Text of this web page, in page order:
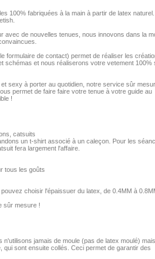
100% fabriquées à la main à partir de latex
avec de nouvelles tenues, nous innovons dans la
formulaire de contact) permet de réaliser les
schémas et nous réaliserons votre vetement 100%
sexy à porter au quotidien, notre service sûr
permet de faire faire votre tenue à votre guide au
!
catsuits
un t-shirt associé à un caleçon. Pour les
fera largement l'affaire.
tous les goûts
choisir l'épaissuer du latex, de 0.4MM à
sûr mesure !
jamais de moule (pas de latex moulé) mais
qui sont ensuite collés. Ceci permet de garantir des